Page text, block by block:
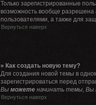
Только зарегистрированные
возможность вообще разрешена
пользователями, а также для
Вернуться наверх
» Как создать новую тему?
Для создания новой темы в
зарегистрироваться перед
Вы можете начинать темы, Вы
Вернуться наверх